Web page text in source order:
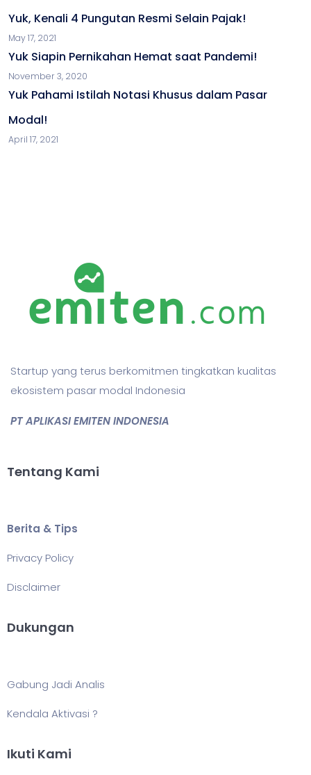
Yuk, Kenali 4 Pungutan Resmi Selain Pajak!
May 17, 2021
Yuk Siapin Pernikahan Hemat saat Pandemi!
November 3, 2020
Yuk Pahami Istilah Notasi Khusus dalam Pasar
Modal!
April 17, 2021
Startup yang terus berkomitmen tingkatkan kualitas
ekosistem pasar modal Indonesia
PT APLIKASI EMITEN INDONESIA
Tentang Kami
Berita & Tips
Privacy Policy
Disclaimer
Dukungan
Gabung Jadi Analis
Kendala Aktivasi ?
Ikuti Kami